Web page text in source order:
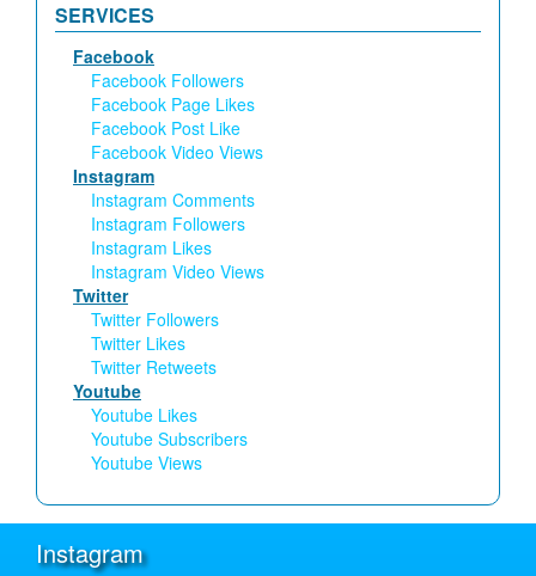
SERVICES
Facebook
Facebook Followers
Facebook Page Likes
Facebook Post Like
Facebook Video Views
Instagram
Instagram Comments
Instagram Followers
Instagram Likes
Instagram Video Views
Twitter
Twitter Followers
Twitter Likes
Twitter Retweets
Youtube
Youtube Likes
Youtube Subscribers
Youtube Views
Instagram